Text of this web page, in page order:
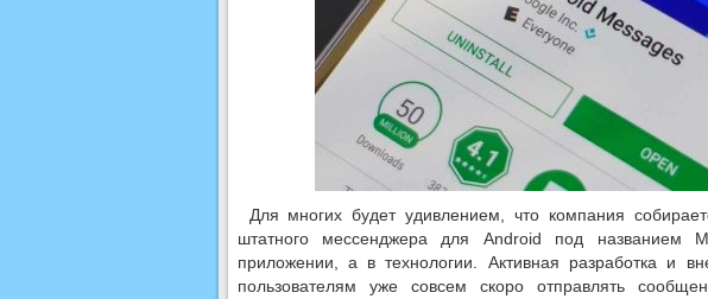
Для многих будет удивлением, что компания
штатного мессенджера для Android под названием
приложении, а в технологии. Активная разработка и
пользователям уже совсем скоро отправлять